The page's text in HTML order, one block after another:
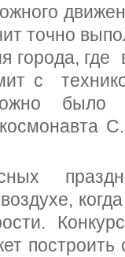
точно
города,
с
было